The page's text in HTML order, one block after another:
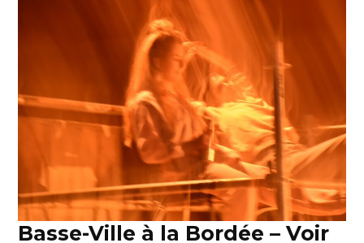
Basse-Ville à la Bordée – Voir